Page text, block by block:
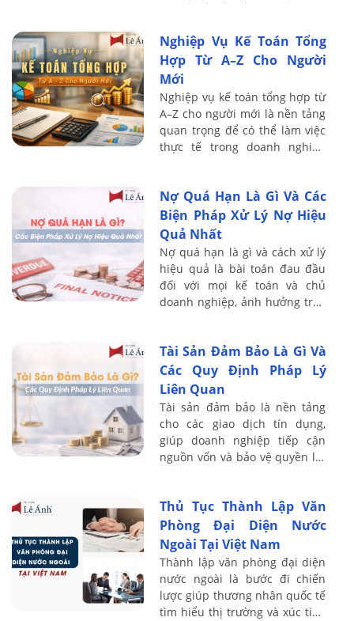
Nghiệp Vụ Kế Toán Tổng
Hợp Từ A–Z Cho Người
Mới
Nghiệp vụ kế toán tổng hợp từ
A–Z cho người mới là nền tảng
quan trọng để có thể làm việc
thực tế trong doanh nghiệp
Ánh ...
Nợ Quá Hạn Là Gì Và Các
Biện Pháp Xử Lý Nợ Hiệu
Quả Nhất
Nợ quá hạn là gì và cách xử lý
hiệu quả là bài toán đau đầu
đối với mọi kế toán và chủ
doanh nghiệp, ảnh hưởng trực
nghiệm ...
Tài Sản Đảm Bảo Là Gì Và
Các Quy Định Pháp Lý
Liên Quan
Tài sản đảm bảo là nền tảng
cho các giao dịch tín dụng,
giúp doanh nghiệp tiếp cận
nguồn vốn và bảo vệ quyền lợi
hơn 20.000 ...
Thủ Tục Thành Lập Văn
Phòng Đại Diện Nước
Ngoài Tại Việt Nam
Thành lập văn phòng đại diện
nước ngoài là bước đi chiến
lược giúp thương nhân quốc tế
tìm hiểu thị trường và xúc tiến